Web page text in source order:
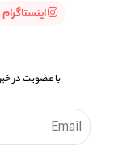
اینستاگرام
با عضویت در